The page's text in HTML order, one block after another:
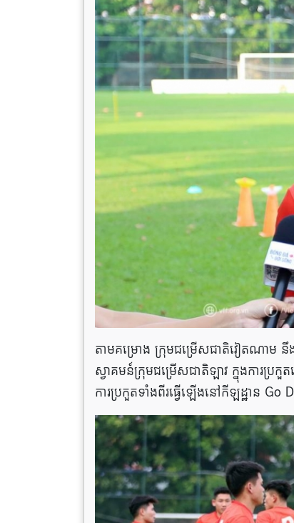
តាមគម្រោង ក្រុមជម្រើសជាតិវៀតណាម នឹ
ស្វាគមន៍ក្រុមជម្រើសជាតិឡាវ ក្នុងការប្រ
ការប្រកួតទាំងពីរធ្វើឡើងនៅកីឡដ្ឋាន